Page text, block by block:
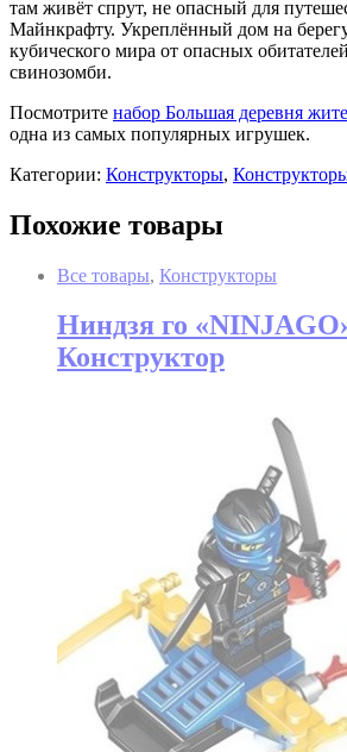
там живёт спрут, не опасный для
Майнкрафту. Укреплённый дом на
кубического мира от опасных
свинозомби.
Посмотрите набор Большая деревня
одна из самых популярных игрушек.
Категории: Конструкторы,
Похожие товары
Все товары, Конструкторы
Ниндзя го
Конструктор